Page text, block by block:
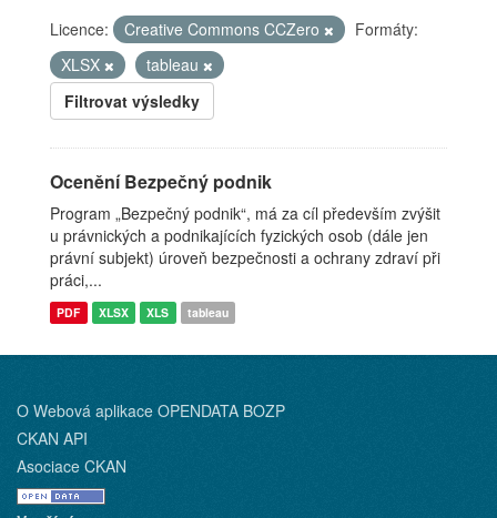
Licence: Creative Commons CCZero
Formáty:
XLSX
tableau
Filtrovat výsledky
Ocenění Bezpečný podnik
Program „Bezpečný podnik“, má za cíl především zvýšit
u právnických a podnikajících fyzických osob (dále jen
právní subjekt) úroveň bezpečnosti a ochrany zdraví při
práci,...
PDF XLSX XLS tableau
O Webová aplikace OPENDATA BOZP
CKAN API
Asociace CKAN